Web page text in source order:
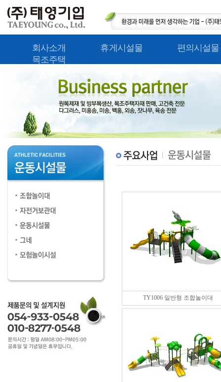
회사소개 휴게시설물
편의시설물
목조주택
TY1006 일반형 조합놀이대